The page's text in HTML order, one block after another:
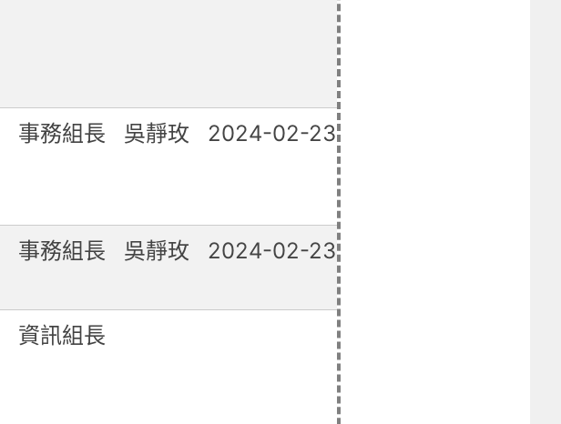
事務組長 吳靜玫 2024-02-23
事務組長 吳靜玫 2024-02-23
資訊組長